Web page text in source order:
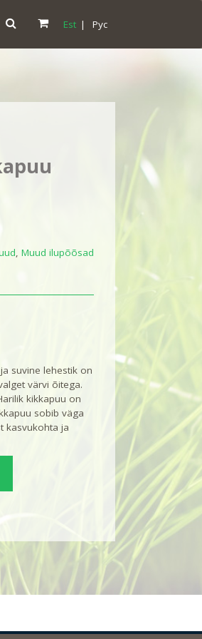
Est | Pyc
, Muud ilupõõsad
suvine lehestik on
värvi õitega.
kikkapuu on
sobib väga
kasvukohta ja